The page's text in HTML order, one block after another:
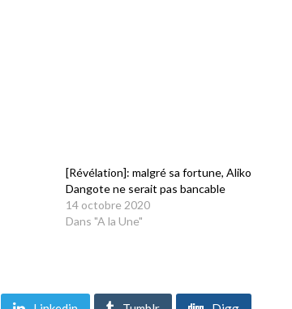
[Révélation]: malgré sa fortune, Aliko
Dangote ne serait pas bancable
14 octobre 2020
Dans "A la Une"